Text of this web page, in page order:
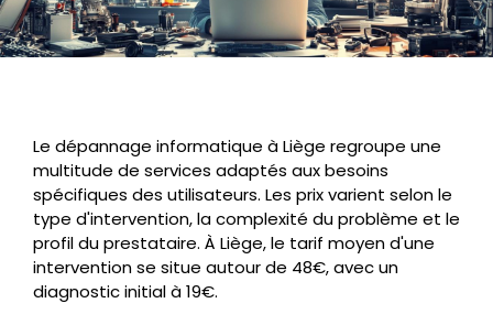
Le dépannage informatique à Liège regroupe une
multitude de services adaptés aux besoins
spécifiques des utilisateurs. Les prix varient selon le
type d'intervention, la complexité du problème et le
profil du prestataire. À Liège, le tarif moyen d'une
intervention se situe autour de 48€, avec un
diagnostic initial à 19€.